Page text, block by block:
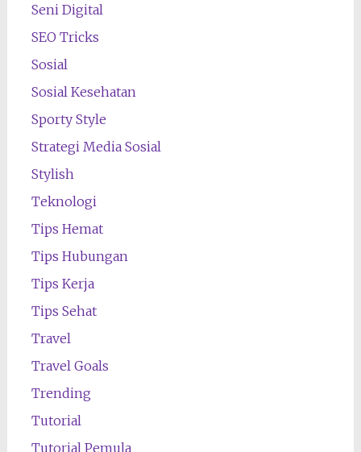
Seni Digital
SEO Tricks
Sosial
Sosial Kesehatan
Sporty Style
Strategi Media Sosial
Stylish
Teknologi
Tips Hemat
Tips Hubungan
Tips Kerja
Tips Sehat
Travel
Travel Goals
Trending
Tutorial
Tutorial Pemula